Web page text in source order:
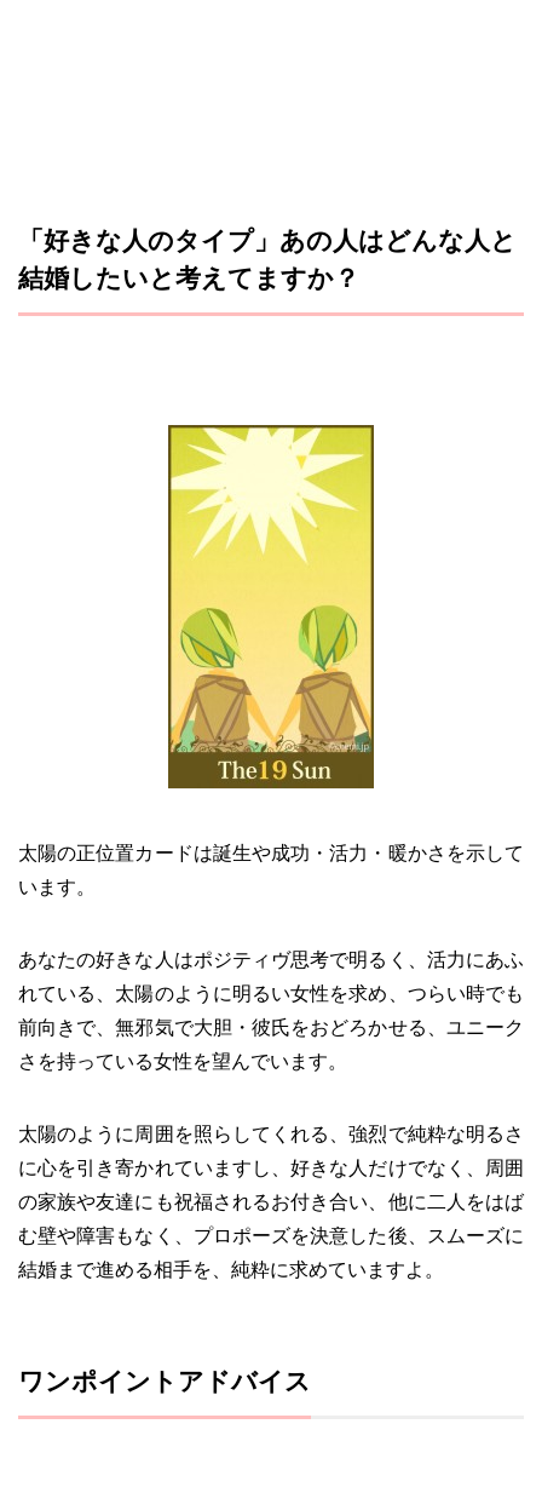
「好きな人のタイプ」あの人はどんな人と
結婚したいと考えてますか？
太陽の正位置カードは誕生や成功・活力・暖かさを示して
います。
あなたの好きな人はポジティヴ思考で明るく、活力にあふ
れている、太陽のように明るい女性を求め、つらい時でも
前向きで、無邪気で大胆・彼氏をおどろかせる、ユニーク
さを持っている女性を望んでいます。
太陽のように周囲を照らしてくれる、強烈で純粋な明るさ
に心を引き寄かれていますし、好きな人だけでなく、周囲
の家族や友達にも祝福されるお付き合い、他に二人をはば
む壁や障害もなく、プロポーズを決意した後、スムーズに
結婚まで進める相手を、純粋に求めていますよ。
ワンポイントアドバイス